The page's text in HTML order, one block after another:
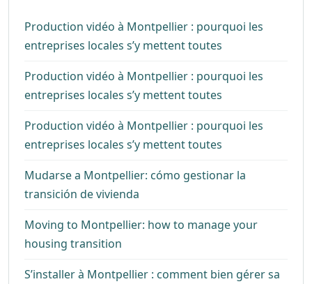
Production vidéo à Montpellier : pourquoi les
entreprises locales s’y mettent toutes
Production vidéo à Montpellier : pourquoi les
entreprises locales s’y mettent toutes
Production vidéo à Montpellier : pourquoi les
entreprises locales s’y mettent toutes
Mudarse a Montpellier: cómo gestionar la
transición de vivienda
Moving to Montpellier: how to manage your
housing transition
S’installer à Montpellier : comment bien gérer sa